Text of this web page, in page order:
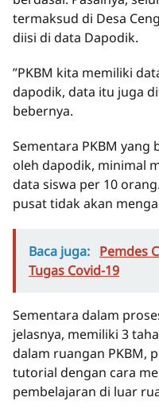
termaksud di Desa
diisi di data Dapodik.
”PKBM kita memiliki
dapodik, data itu juga
bebernya.
Sementara PKBM yang
oleh dapodik, minimal
data siswa per 10
pusat tidak akan
Baca juga: Pemdes
Tugas Covid-19
Sementara dalam
jelasnya, memiliki 3
dalam ruangan PKBM,
tutorial dengan cara
pembelajaran di luar